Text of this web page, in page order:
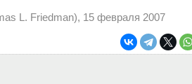
L. Friedman), 15 февраля 2007